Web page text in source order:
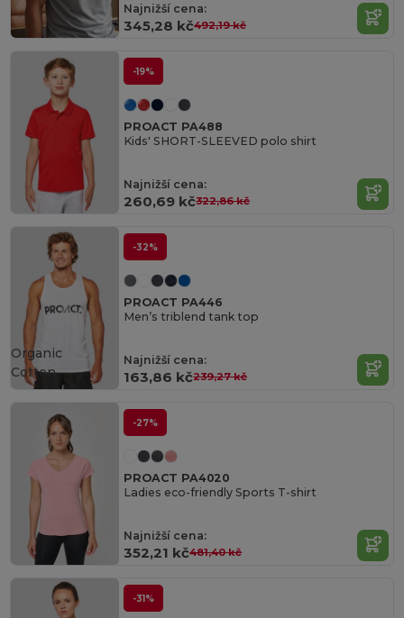
Najnižší cena:
345,28 kč492,19 kč
-19%
PROACT PA488
Kids' SHORT-SLEEVED polo shirt
Najnižší cena:
260,69 kč322,86 kč
-32%
PROACT PA446
Men’s triblend tank top
Najnižší cena:
163,86 kč239,27 kč
Organic
Cotton
-27%
PROACT PA4020
Ladies eco-friendly Sports T-shirt
Najnižší cena:
352,21 kč481,40 kč
-31%